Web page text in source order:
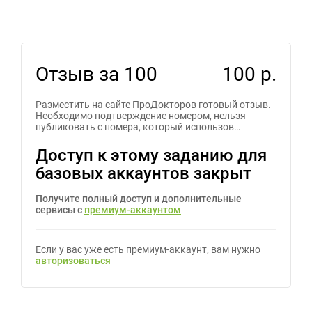
Отзыв за 100 100 р.
Разместить на сайте ПроДокторов готовый отзыв.
Необходимо подтверждение номером, нельзя
публиковать с номера, который использов…
Доступ к этому заданию для
базовых аккаунтов закрыт
Получите полный доступ и дополнительные
сервисы с премиум-аккаунтом
Если у вас уже есть премиум-аккаунт, вам нужно
авторизоваться